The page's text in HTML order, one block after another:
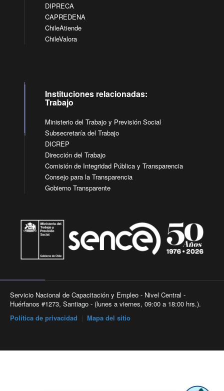
DIPRECA
CAPREDENA
ChileAtiende
ChileValora
Instituciones relacionadas:
Trabajo
Ministerio del Trabajo y Previsión Social
Subsecretaría del Trabajo
DICREP
Dirección del Trabajo
Comisión de Integridad Pública y Transparencia
Consejo para la Transparencia
Gobierno Transparente
Servicio Nacional de Capacitación y Empleo - Nivel Central -
Huérfanos #1273, Santiago - (lunes a viernes, 09:00 a 18:00 hrs.).
Política de privacidad
Mapa del sitio